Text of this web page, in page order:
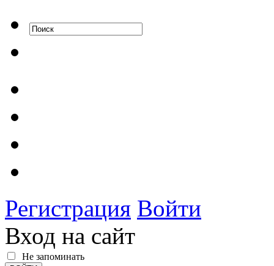
Регистрация Войти
Вход на сайт
Не запоминать